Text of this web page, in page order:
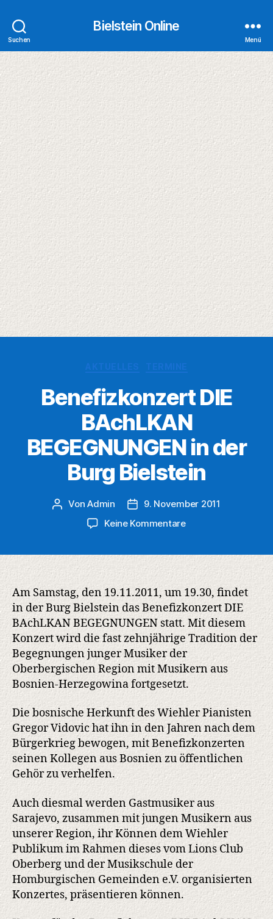
Suchen
Bielstein Online
Menü
Benefizkonzert DIE
BAchLKAN
BEGEGNUNGEN in der
Burg Bielstein
Beitragsautor
VonAdmin Veröffentlichungsdatum
9. November 2011
Keine Kommentarezu
BAchLKAN
BEGEGNUNGEN
in
der
Burg
Bielstein
Am Samstag, den 19.11.2011, um 19.30, findet
in der Burg Bielstein das Benefizkonzert DIE
BAchLKAN BEGEGNUNGEN statt. Mit diesem
Konzert wird die fast zehnjährige Tradition der
Begegnungen junger Musiker der
Oberbergischen Region mit Musikern aus
Bosnien-Herzegowina fortgesetzt.
Die bosnische Herkunft des Wiehler Pianisten
Gregor Vidovic hat ihn in den Jahren nach dem
Bürgerkrieg bewogen, mit Benefizkonzerten
seinen Kollegen aus Bosnien zu öffentlichen
Gehör zu verhelfen.
Auch diesmal werden Gastmusiker aus
Sarajevo, zusammen mit jungen Musikern aus
unserer Region, ihr Können dem Wiehler
Publikum im Rahmen dieses vom Lions Club
Oberberg und der Musikschule der
Homburgischen Gemeinden e.V. organisierten
Konzertes, präsentieren können.